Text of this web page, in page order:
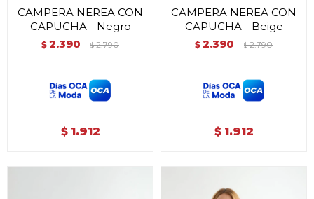
CAMPERA NEREA CON
CAPUCHA - Negro
$ 2.390 $ 2.790
$ 1.912
CAMPERA NEREA CON
CAPUCHA - Beige
$ 2.390 $ 2.790
$ 1.912